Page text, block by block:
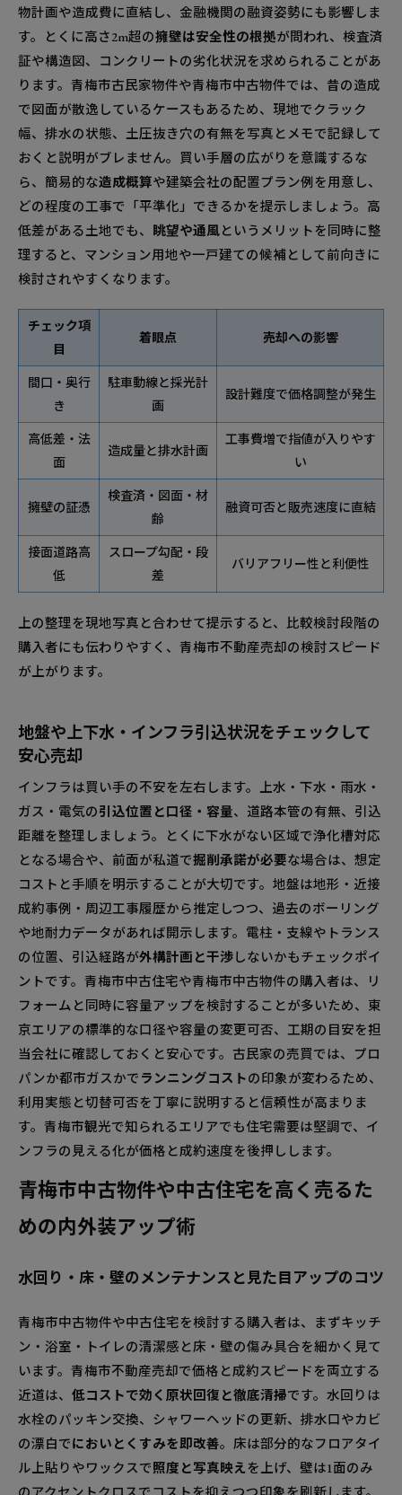
物計画や造成費に直結し、金融機関の融資姿勢にも影響しま
す。とくに高さ2m超の擁壁は安全性の根拠が問われ、検査済
証や構造図、コンクリートの劣化状況を求められることがあ
ります。青梅市古民家物件や青梅市中古物件では、昔の造成
で図面が散逸しているケースもあるため、現地でクラック
幅、排水の状態、土圧抜き穴の有無を写真とメモで記録して
おくと説明がブレません。買い手層の広がりを意識するな
ら、簡易的な造成概算や建築会社の配置プラン例を用意し、
どの程度の工事で「平準化」できるかを提示しましょう。高
低差がある土地でも、 眺望や通風というメリットを同時に整
理すると、マンション用地や一戸建ての候補として前向きに
検討されやすくなります。
チェック項
目
着眼点 売却への影響
間口・奥行
き
駐車動線と採光計
画
設計難度で価格調整が発生
高低差・法
面
造成量と排水計画
工事費増で指値が入りやす
い
擁壁の証憑
検査済・図面・材
齢
融資可否と販売速度に直結
接面道路高
低
スロープ勾配・段
差
バリアフリー性と利便性
上の整理を現地写真と合わせて提示すると、比較検討段階の
購入者にも伝わりやすく、青梅市不動産売却の検討スピード
が上がります。
地盤や上下水・インフラ引込状況をチェックして
安心売却
インフラは買い手の不安を左右します。上水・下水・雨水・
ガス・電気の引込位置と口径・容量、道路本管の有無、引込
距離を整理しましょう。とくに下水がない区域で浄化槽対応
となる場合や、前面が私道で掘削承諾が必要な場合は、想定
コストと手順を明示することが大切です。地盤は地形・近接
成約事例・周辺工事履歴から推定しつつ、過去のボーリング
や地耐力データがあれば開示します。電柱・支線やトランス
の位置、引込経路が外構計画と干渉しないかもチェックポイ
ントです。青梅市中古住宅や青梅市中古物件の購入者は、リ
フォームと同時に容量アップを検討することが多いため、東
京エリアの標準的な口径や容量の変更可否、工期の目安を担
当会社に確認しておくと安心です。古民家の売買では、プロ
パンか都市ガスかで ランニングコストの印象が変わるため、
利用実態と切替可否を丁寧に説明すると信頼性が高まりま
す。青梅市観光で知られるエリアでも住宅需要は堅調で、イ
ンフラの見える化が価格と成約速度を後押しします。
青梅市中古物件や中古住宅を高く売るた
めの内外装アップ術
水回り・床・壁のメンテナンスと見た目アップのコツ
青梅市中古物件や中古住宅を検討する購入者は、まずキッチ
ン・浴室・トイレの清潔感と床・壁の傷み具合を細かく見て
います。青梅市不動産売却で価格と成約スピードを両立する
近道は、 低コストで効く原状回復と徹底清掃です。水回りは
水栓のパッキン交換、シャワーヘッドの更新、排水口やカビ
の漂白でにおいとくすみを即改善。床は部分的なフロアタイ
ル上貼りやワックスで照度と写真映えを上げ、壁は1面のみ